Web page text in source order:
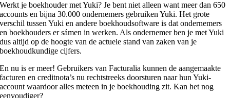
Werkt je boekhouder met Yuki? Je bent niet alleen want meer dan 650
accounts en bijna 30.000 ondernemers gebruiken Yuki. Het grote
verschil tussen Yuki en andere boekhoudsoftware is dat ondernemers
en boekhouders er sámen in werken. Als ondernemer ben je met Yuki
dus altijd op de hoogte van de actuele stand van zaken van je
boekhoudkundige cijfers.
En nu is er meer! Gebruikers van Facturalia kunnen de aangemaakte
facturen en creditnota’s nu rechtstreeks doorsturen naar hun Yuki-
account waardoor alles meteen in je boekhouding zit. Kan het nog
eenvoudiger?